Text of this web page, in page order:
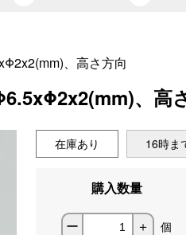
、高さ方向
、高
在庫あり 16時ま
購入数量
ー ＋ 個